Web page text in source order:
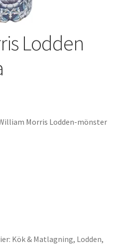
Lodden
Morris Lodden-mönster
Kök & Matlagning, Lodden,